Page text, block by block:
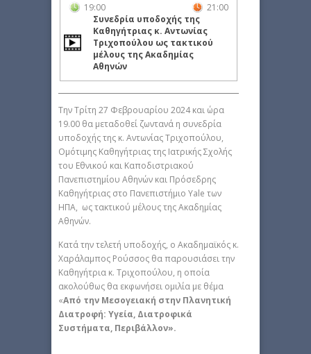
19:00
21:00
Συνεδρία υποδοχής της
Καθηγήτριας κ. Αντωνίας
Τριχοπούλου ως τακτικού
μέλους της Ακαδημίας
Αθηνών
Την Τρίτη 27 Φεβρουαρίου 2024 και ώρα
19.00 θα μεταδοθεί ζωντανά η συνεδρία
υποδοχής της κ. Αντωνίας Τριχοπούλου,
Ομότιμης Καθηγήτριας της Ιατρικής Σχολής
του Εθνικού και Καποδιστριακού
Πανεπιστημίου Αθηνών και Πρόσεδρης
Καθηγήτριας στο Πανεπιστήμιο Yale των
ΗΠΑ, ως τακτικού μέλους της Ακαδημίας
Αθηνών.
Κατά την τελετή υποδοχής, ο Ακαδημαϊκός κ.
Χαράλαμπος Ρούσσος θα παρουσιάσει την
Καθηγήτρια κ. Τριχοπούλου, η οποία
ακολούθως θα εκφωνήσει ομιλία με θέμα
«Από την Μεσογειακή στην Πλανητική
Διατροφή: Υγεία, Διατροφικά
Συστήματα, Περιβάλλον».